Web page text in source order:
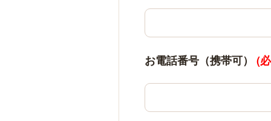
お電話番号（携帯可） (